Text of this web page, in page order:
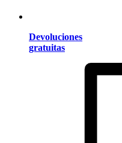
Devoluciones
gratuitas